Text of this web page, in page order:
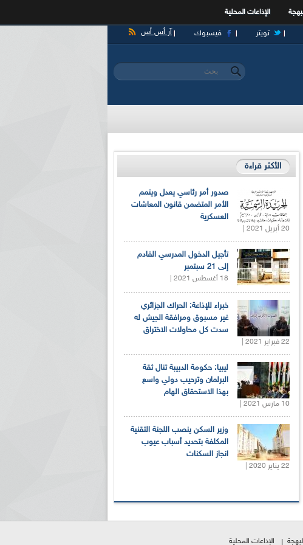
الإذاعات المحلية
آر أس أس فيسبوك تويتر
استمارة البحث
‏بحث ‏
الأكثر قراءة
صدور أمر رئاسي يعدل ويتمم
الأمر المتضمن قانون المعاشات
العسكرية
20 أبريل 2021 |
تأجيل الدخول المدرسي القادم
إلى 21 سبتمبر
18 أغسطس 2021 |
خبراء للإذاعة: الحراك الجزائري
غير مسبوق ومرافقة الجيش له
سدت كل محاولات الاختراق
22 فبراير 2021 |
ليبيا: حكومة الدبيبة تنال ثقة
البرلمان وترحيب دولي واسع
بهذا الاستحقاق الهام
10 مارس 2021 |
وزير السكن ينصب اللجنة التقنية
المكلفة بتحديد أسباب عيوب
انجاز السكنات
22 يناير 2020 |
الإذاعات المحلية